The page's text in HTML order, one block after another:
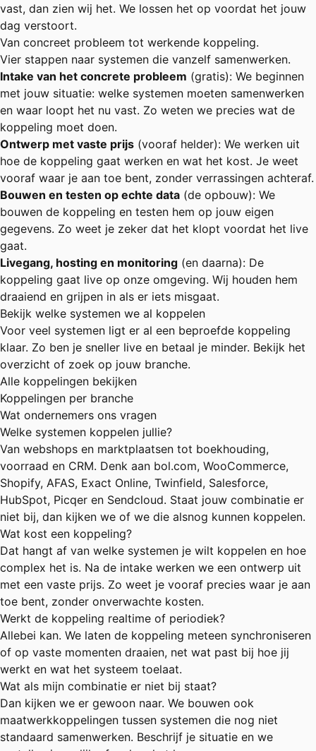
vast, dan zien wij het. We lossen het op voordat het jouw
dag verstoort.
Van concreet probleem tot werkende koppeling.
Vier stappen naar systemen die vanzelf samenwerken.
Intake van het concrete probleem (gratis): We beginnen
met jouw situatie: welke systemen moeten samenwerken
en waar loopt het nu vast. Zo weten we precies wat de
koppeling moet doen.
Ontwerp met vaste prijs (vooraf helder): We werken uit
hoe de koppeling gaat werken en wat het kost. Je weet
vooraf waar je aan toe bent, zonder verrassingen achteraf.
Bouwen en testen op echte data (de opbouw): We
bouwen de koppeling en testen hem op jouw eigen
gegevens. Zo weet je zeker dat het klopt voordat het live
gaat.
Livegang, hosting en monitoring (en daarna): De
koppeling gaat live op onze omgeving. Wij houden hem
draaiend en grijpen in als er iets misgaat.
Bekijk welke systemen we al koppelen
Voor veel systemen ligt er al een beproefde koppeling
klaar. Zo ben je sneller live en betaal je minder. Bekijk het
overzicht of zoek op jouw branche.
Alle koppelingen bekijken
Koppelingen per branche
Wat ondernemers ons vragen
Welke systemen koppelen jullie?
Van webshops en marktplaatsen tot boekhouding,
voorraad en CRM. Denk aan bol.com, WooCommerce,
Shopify, AFAS, Exact Online, Twinfield, Salesforce,
HubSpot, Picqer en Sendcloud. Staat jouw combinatie er
niet bij, dan kijken we of we die alsnog kunnen koppelen.
Wat kost een koppeling?
Dat hangt af van welke systemen je wilt koppelen en hoe
complex het is. Na de intake werken we een ontwerp uit
met een vaste prijs. Zo weet je vooraf precies waar je aan
toe bent, zonder onverwachte kosten.
Werkt de koppeling realtime of periodiek?
Allebei kan. We laten de koppeling meteen synchroniseren
of op vaste momenten draaien, net wat past bij hoe jij
werkt en wat het systeem toelaat.
Wat als mijn combinatie er niet bij staat?
Dan kijken we er gewoon naar. We bouwen ook
maatwerkkoppelingen tussen systemen die nog niet
standaard samenwerken. Beschrijf je situatie en we